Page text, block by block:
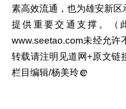
素高效流通，也为雄安新
提供重要交通支撑。（
www.seetao.com未经允许
转载请注明见道网+原文链
栏目编辑/杨美玲